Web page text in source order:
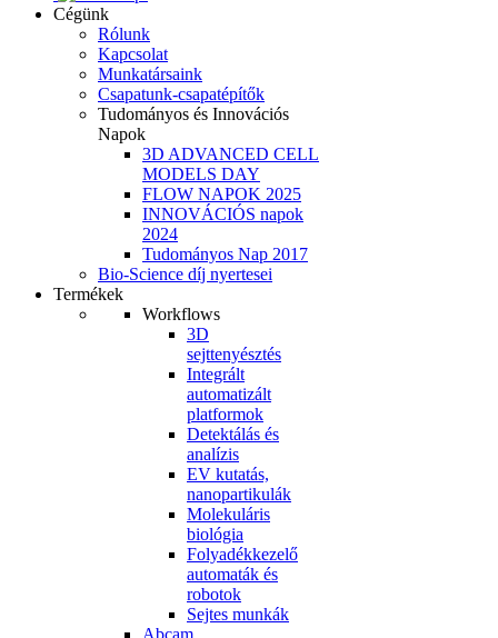
Cégünk
Rólunk
Kapcsolat
Munkatársaink
Csapatunk-csapatépítők
Tudományos és Innovációs
Napok
3D ADVANCED CELL
MODELS DAY
FLOW NAPOK 2025
INNOVÁCIÓS napok
2024
Tudományos Nap 2017
Bio-Science díj nyertesei
Termékek
Workflows
3D
sejttenyésztés
Integrált
automatizált
platformok
Detektálás és
analízis
EV kutatás,
nanopartikulák
Molekuláris
biológia
Folyadékkezelő
automaták és
robotok
Sejtes munkák
Abcam